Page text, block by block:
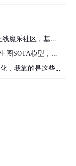
昇腾的部署教程来了
渲染、高密度文本绘图
我靠的是这些经验